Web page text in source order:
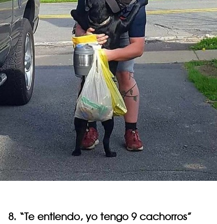
8. “Te entiendo, yo tengo 9 cachorros”